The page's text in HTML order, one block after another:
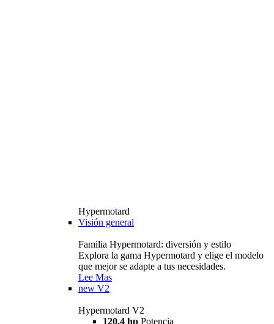
Hypermotard
Visión general
Familia Hypermotard: diversión y estilo
Explora la gama Hypermotard y elige el modelo
que mejor se adapte a tus necesidades.
Lee Mas
new V2
Hypermotard V2
120,4 hp Potencia